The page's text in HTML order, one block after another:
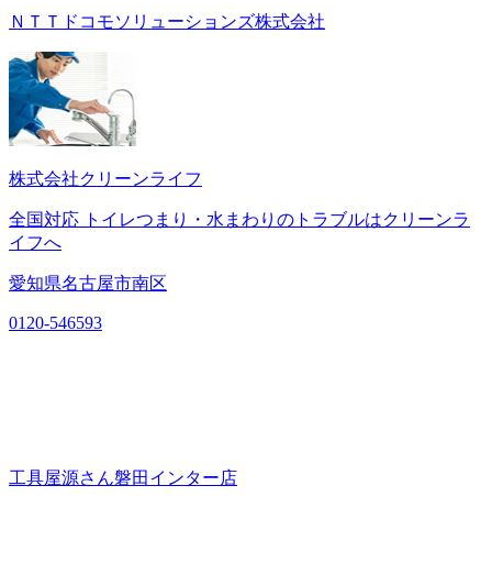
ＮＴＴドコモソリューションズ株式会社
株式会社クリーンライフ
全国対応 トイレつまり・水まわりのトラブルはクリーンラ
イフへ
愛知県名古屋市南区
0120-546593
工具屋源さん磐田インター店